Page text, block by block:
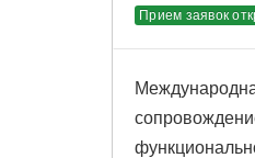
Прием заявок